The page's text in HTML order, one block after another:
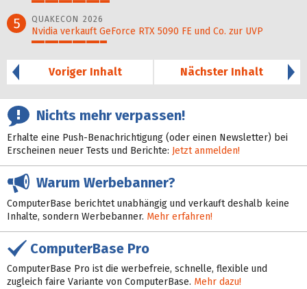
29%
5 QUAKECON 2026
Nvidia verkauft GeForce RTX 5090 FE und Co. zur UVP
28%
Voriger Inhalt
Nächster Inhalt
Nichts mehr verpassen!
Erhalte eine Push-Benachrichtigung (oder einen Newsletter) bei
Erscheinen neuer Tests und Berichte: Jetzt anmelden!
Warum Werbebanner?
ComputerBase berichtet unabhängig und verkauft deshalb keine
Inhalte, sondern Werbebanner. Mehr erfahren!
ComputerBase Pro
ComputerBase Pro ist die werbefreie, schnelle, flexible und
zugleich faire Variante von ComputerBase. Mehr dazu!